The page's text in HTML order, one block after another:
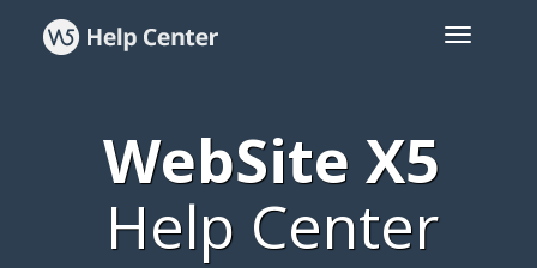
WebSite X5
Help Center